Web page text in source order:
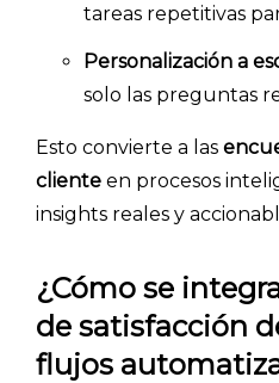
BLOG
tareas repetitivas
Personalización a
solo las preguntas
Esto convierte a las
cliente en procesos
insights reales y
¿Cómo se
de satisfacción
flujos